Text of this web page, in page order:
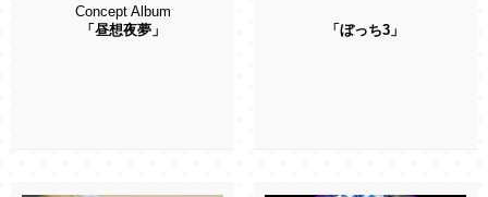
Concept Album
「昼想夜夢」
「ぼっち3」